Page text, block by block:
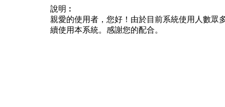
說明︰
親愛的使用者，您好！由於目前系統使用人數眾
續使用本系統。感謝您的配合。